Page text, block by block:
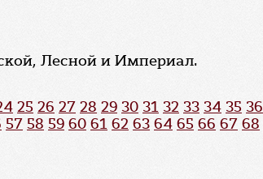
Лесной и Империал.
25 26 27 28 29 30 31 32 33 34 35 36
57 58 59 60 61 62 63 64 65 66 67 68